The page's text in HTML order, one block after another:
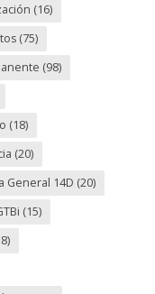
(16)
(75)
(98)
(18)
(20)
General 14D (20)
(15)